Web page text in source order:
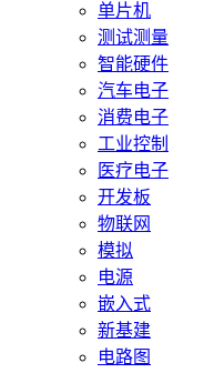
单片机
测试测量
智能硬件
汽车电子
消费电子
工业控制
医疗电子
开发板
物联网
模拟
电源
嵌入式
新基建
电路图